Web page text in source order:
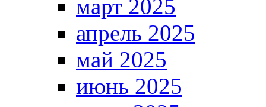
март 2025
апрель 2025
май 2025
июнь 2025